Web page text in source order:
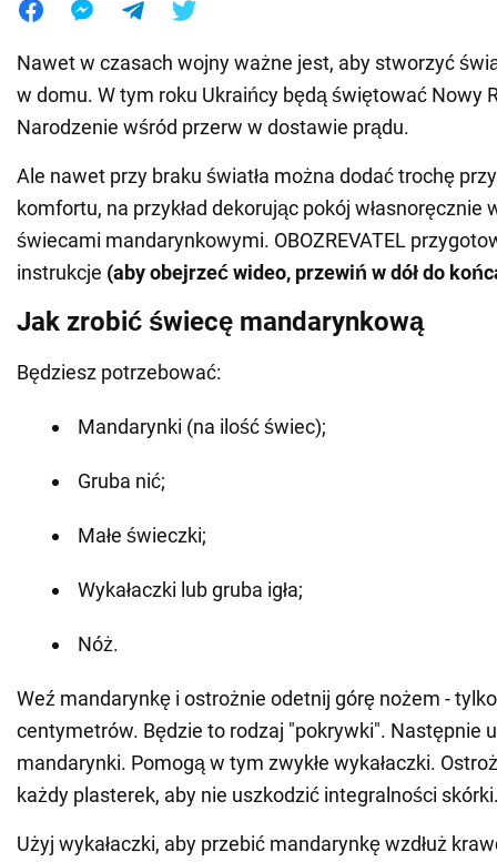
Nawet w czasach wojny ważne jest, aby stworzyć
w domu. W tym roku Ukraińcy będą świętować Nowy
Narodzenie wśród przerw w dostawie prądu.
Ale nawet przy braku światła można dodać trochę
komfortu, na przykład dekorując pokój własnoręcznie
świecami mandarynkowymi. OBOZREVATEL
instrukcje (aby obejrzeć wideo, przewiń w dół do
Jak zrobić świecę mandarynkową
Będziesz potrzebować:
Mandarynki (na ilość świec);
Gruba nić;
Małe świeczki;
Wykałaczki lub gruba igła;
Nóż.
Weź mandarynkę i ostrożnie odetnij górę nożem -
centymetrów. Będzie to rodzaj "pokrywki". Następnie
mandarynki. Pomogą w tym zwykłe wykałaczki.
każdy plasterek, aby nie uszkodzić integralności
Użyj wykałaczki, aby przebić mandarynkę wzdłuż